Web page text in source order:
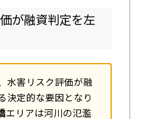
が融資判定を左
水害リスク評価が融
決定的な要因となり
エリアは河川の氾濫